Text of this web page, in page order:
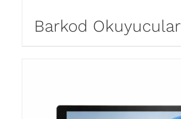
Barkod Okuyucular